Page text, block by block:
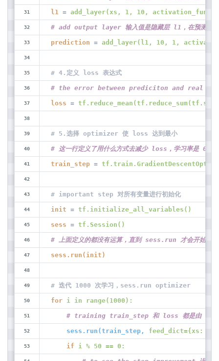
l1 = add_layer(xs, 1, 10,
# add output layer 输入值是隐藏层 l1，在预测层
prediction = add_layer(l1, 10, 1,
# 4.定义 loss 表达式
# the error between prediciton and real
loss =
# 5.选择 optimizer 使 loss 达到最小
# 这一行定义了用什么方式去减少 loss，学习率是 0.1
train_step =
# important step 对所有变量进行初始化
init = tf.initialize_all_variables()
sess = tf.Session()
# 上面定义的都没有运算，直到 sess.run 才会开始运算
sess.run(init)
# 迭代 1000 次学习，sess.run optimizer
for i in range(1000):
# training train_step 和 loss 都是由
sess.run(train_step, feed_dict={xs:
if i % 50 == 0: